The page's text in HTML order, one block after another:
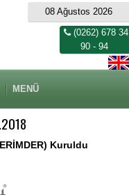
08 Ağustos 2026
(0262) 678 34
90 - 94
MENÜ
Kuruldu